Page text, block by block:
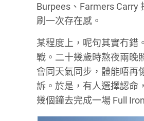
Burpees、Farmers Carry
刷一次存在感。
某程度上，呢句其實冇錯
戰。 二十幾歲時熬夜兩晚
會同天氣同步， 體能唔再
訴。於是，有人選擇認命
幾個鐘去完成一場 Full